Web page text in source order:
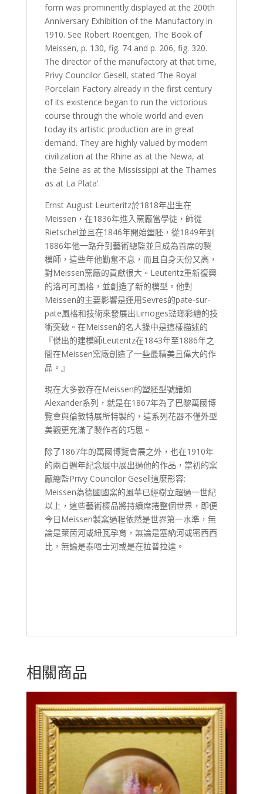
form was prominently displayed at the 200th
Anniversary Exhibition of the Manufactory in
1910. See Robert Roentgen, The Book of
Meissen, p. 130, fig. 74 and p. 206, fig. 320.
The director of the manufactory at that time,
Privy Councilor Gesell, stated ‘The Royal
Porcelain Factory already in the first century
of its existence began to run the victorious
course through the whole world and even
today its artistic production are in great
demand. They are highly valued by modern
civilization at the Rhine as at the Newa, at
the Seine as at the Mississippi at the Thames
as at La Plata’.
Ernst August Leurteritz於1818年出生在
Meissen，在1836年進入窯廠當學徒，師從
Rietschel並且在1846年開始塑胚，從1849年到
1886年他一路升到藝術總監並且成為首席的製
模師，這些年他勤奮不息，而且自身天份又高，
對Meissen窯廠的貢獻很大。Leuteritz重新復興
的洛可可風格，並創造了新的模型。他對
Meissen的主要影響是運用Sevres的pate-sur-
pate風格和技術來發展出Limoges琺瑯彩繪的技
術突破。在Meissen的名人錄中是這樣描述的
『傑出的建模師Leuteritz在1843年至1886年之
間在Meissen窯廠創造了一些最精美且偉大的作
品。』
現在大多數存在Meissen的塑胚型號諸如
Alexander系列，就是在1867年為了巴黎萬國博
覽會與倫敦特展所特製的，這系列花器不僅外型
美觀更充滿了製作者的巧思。
除了1867年的萬國博覽會展之外，也在1910年
的兩百週年紀念展中展出過他的作品，當初的窯
廠總監Privy Councilor Gesell這麼形容:
Meissen為德國國窯的風華已經樹立超過一世紀
以上，這些藝術榛品將持續席捲整個世界，即便
今日Meissen製窯過程依然是世界第一水準，無
論是萊茵河或紐瓦孕育，無論是塞納河或密西西
比，無論是泰唔士河或是在拉普拉達。
相關商品